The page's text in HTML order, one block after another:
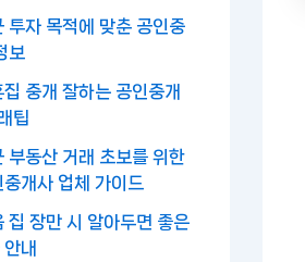
투자 목적에 맞춘 공인중
보
중개 잘하는 공인중개
팁
부동산 거래 초보를 위한
중개사 업체 가이드
집 장만 시 알아두면 좋은
내